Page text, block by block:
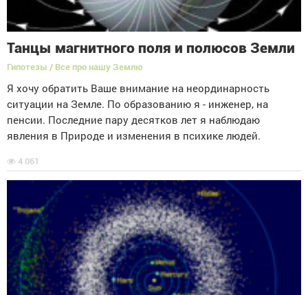
Танцы магнитного поля и полюсов Земли
Гипотезы / Все про нашу Землю
Я хочу обратить Ваше внимание на неординарность
ситуации на Земле. По образованию я - инженер, на
пенсии. Последние пару десятков лет я наблюдаю
явления в Природе и изменения в психике людей.
4 061